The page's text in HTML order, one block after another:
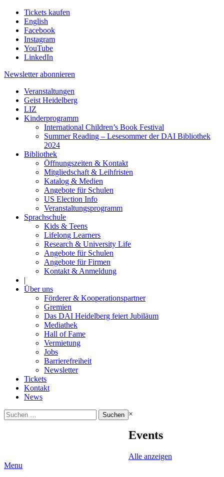
Tickets kaufen
English
Facebook
Instagram
YouTube
LinkedIn
Newsletter abonnieren
Veranstaltungen
Geist Heidelberg
LIZ
Kinderprogramm
International Children’s Book Festival
Summer Reading – Lesesommer der DAI Bibliothek
2024
Bibliothek
Öffnungszeiten & Kontakt
Mitgliedschaft & Leihfristen
Katalog & Medien
Angebote für Schulen
US Election Info
Veranstaltungsprogramm
Sprachschule
Kids & Teens
Lifelong Learners
Research & University Life
Angebote für Schulen
Angebote für Firmen
Kontakt & Anmeldung
|
Über uns
Förderer & Kooperationspartner
Gremien
Das DAI Heidelberg feiert Jubiläum
Mediathek
Hall of Fame
Vermietung
Jobs
Barrierefreiheit
Newsletter
Tickets
Kontakt
News
Suchen
nach:
×
Events
Alle anzeigen
Menu